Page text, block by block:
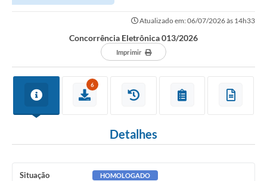
Atualizado em: 06/07/2026 às 14h33
Concorrência Eletrônica 013/2026
Imprimir
6
Detalhes
Situação HOMOLOGADO